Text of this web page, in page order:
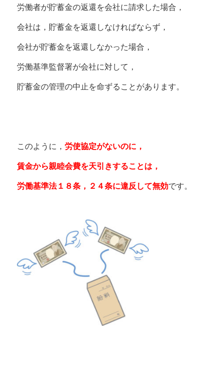
労働者が貯蓄金の返還を会社に請求した場合，
会社は，貯蓄金を返還しなければならず，
会社が貯蓄金を返還しなかった場合，
労働基準監督署が会社に対して，
貯蓄金の管理の中止を命ずることがあります。
このように， 労使協定がないのに，
賃金から親睦会費を天引きすることは，
労働基準法１８条，２４条に違反して無効です。